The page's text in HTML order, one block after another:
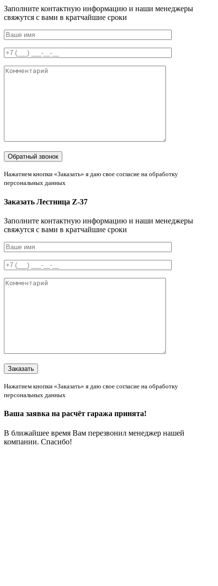
Заполните контактную информацию и наши менеджеры
свяжутся с вами в кратчайшие сроки
Нажатием кнопки «Заказать» я даю свое согласие на обработку
персональных данных
Заказать Лестница Z-37
Заполните контактную информацию и наши менеджеры
свяжутся с вами в кратчайшие сроки
Нажатием кнопки «Заказать» я даю свое согласие на обработку
персональных данных
Ваша заявка на расчёт гаража принята!
В ближайшее время Вам перезвонил менеджер нашей
компании. Спасибо!